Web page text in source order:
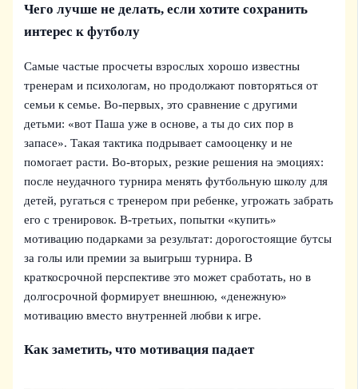
Чего лучше не делать, если хотите сохранить
интерес к футболу
Самые частые просчеты взрослых хорошо известны
тренерам и психологам, но продолжают повторяться от
семьи к семье. Во‑первых, это сравнение с другими
детьми: «вот Паша уже в основе, а ты до сих пор в
запасе». Такая тактика подрывает самооценку и не
помогает расти. Во‑вторых, резкие решения на эмоциях:
после неудачного турнира менять футбольную школу для
детей, ругаться с тренером при ребенке, угрожать забрать
его с тренировок. В-третьих, попытки «купить»
мотивацию подарками за результат: дорогостоящие бутсы
за голы или премии за выигрыш турнира. В
краткосрочной перспективе это может сработать, но в
долгосрочной формирует внешнюю, «денежную»
мотивацию вместо внутренней любви к игре.
Как заметить, что мотивация падает